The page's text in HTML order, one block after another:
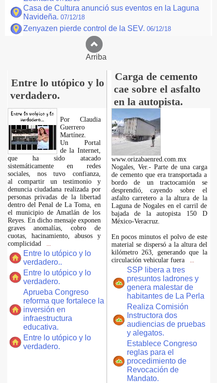
Casa de Cultura anunció sus eventos en la Laguna
Navideña. 07/12/18
Zenyazen pierde control de la SEV. 06/12/18
Arriba
Entre lo utópico y lo
verdadero.
Carga de cemento
cae sobre el asfalto
en la autopista.
Por Claudia
Guerrero
Martínez.
​Un Portal
de la Internet,
que ha sido atacado
sistemáticamente en redes
sociales, nos tuvo confianza,
al compartir un testimonio y
denuncia ciudadana realizada por
personas privadas de la libertad
dentro del Penal de La Toma, en
el municipio de Amatlán de los
Reyes. En dicho mensaje exponen
graves anomalías, cobro de
cuotas, hacinamiento, abusos y
complicidad
Entre lo utópico y lo
verdadero..
Entre lo utópico y lo
verdadero.
Aprueba Congreso
reforma que fortalece la
inversión en
infraestructura
educativa.
Entre lo utópico y lo
verdadero.
www.orizabaenred.com.mx
Nogales, Ver.- Parte de una carga
de cemento que era transportada a
bordo de un tractocamión se
desprendió, cayendo sobre el
asfalto carretero a la altura de la
Laguna de Nogales en el carril de
bajada de la autopista 150 D
México-Veracruz.
En pocos minutos el polvo de este
material se dispersó a la altura del
kilómetro 263, generando que la
circulación vehicular fuera
SSP libera a tres
presuntos ladrones y
genera malestar de
habitantes de La Perla
Realiza Comisión
Instructora dos
audiencias de pruebas
y alegatos.
Establece Congreso
reglas para el
procedimiento de
Revocación de
Mandato.